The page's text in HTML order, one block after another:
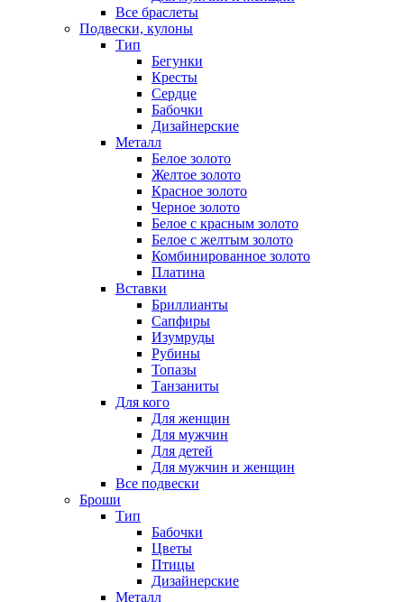
Все браслеты
Подвески, кулоны
Тип
Бегунки
Кресты
Сердце
Бабочки
Дизайнерские
Металл
Белое золото
Желтое золото
Красное золото
Черное золото
Белое с красным золото
Белое с желтым золото
Комбинированное золото
Платина
Вставки
Бриллианты
Сапфиры
Изумруды
Рубины
Топазы
Танзаниты
Для кого
Для женщин
Для мужчин
Для детей
Для мужчин и женщин
Все подвески
Броши
Тип
Бабочки
Цветы
Птицы
Дизайнерские
Металл